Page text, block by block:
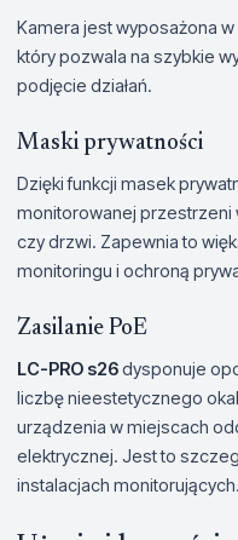
Kamera jest wyposażona
który pozwala na szybkie
podjęcie działań.
Maski prywatności
Dzięki funkcji masek
monitorowanej przestrzeni
czy drzwi. Zapewnia to
monitoringu i ochroną
Zasilanie PoE
LC-PRO s26dysponuje
liczbę nieestetycznego
urządzenia w miejscach
elektrycznej. Jest to
instalacjach monitorujących.